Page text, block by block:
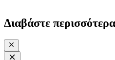
Διαβάστε περισσότερα